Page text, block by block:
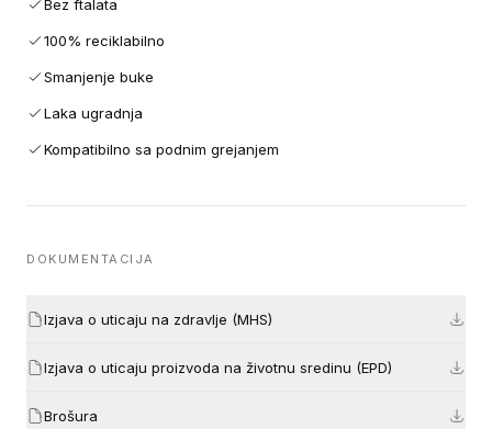
Bez ftalata
100% reciklabilno
Smanjenje buke
Laka ugradnja
Kompatibilno sa podnim grejanjem
DOKUMENTACIJA
Izjava o uticaju na zdravlje (MHS)
Izjava o uticaju proizvoda na životnu sredinu (EPD)
Brošura